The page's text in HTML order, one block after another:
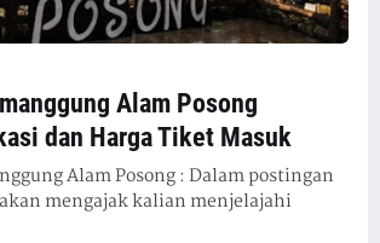
Alam Posong
dan Harga Tiket Masuk
Alam Posong : Dalam postingan
mengajak kalian menjelajahi